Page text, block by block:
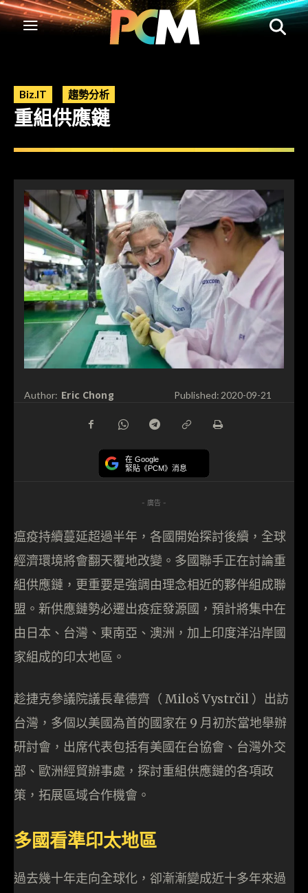
Biz.IT 趨勢分析
重組供應鏈
Author: Eric Chong Published:2020-09-21
在 Google
緊貼《PCM》消息
- 廣告 -
瘟疫持續蔓延超過半年，各國開始探討後續，全球
經濟環境將會翻天覆地改變。多國聯手正在討論重
組供應鏈，更重要是強調由理念相近的夥伴組成聯
盟。新供應鏈勢必遷出疫症發源國，預計將集中在
由日本、台灣、東南亞、澳洲，加上印度洋沿岸國
家組成的印太地區。
趁捷克參議院議長韋德齊（ Miloš Vystrčil ）出訪
台灣，多個以美國為首的國家在 9 月初於當地舉辦
研討會，出席代表包括有美國在台協會、台灣外交
部、歐洲經貿辦事處，探討重組供應鏈的各項政
策，拓展區域合作機會。
多國看準印太地區
過去幾十年走向全球化，卻漸漸變成近十多年來過